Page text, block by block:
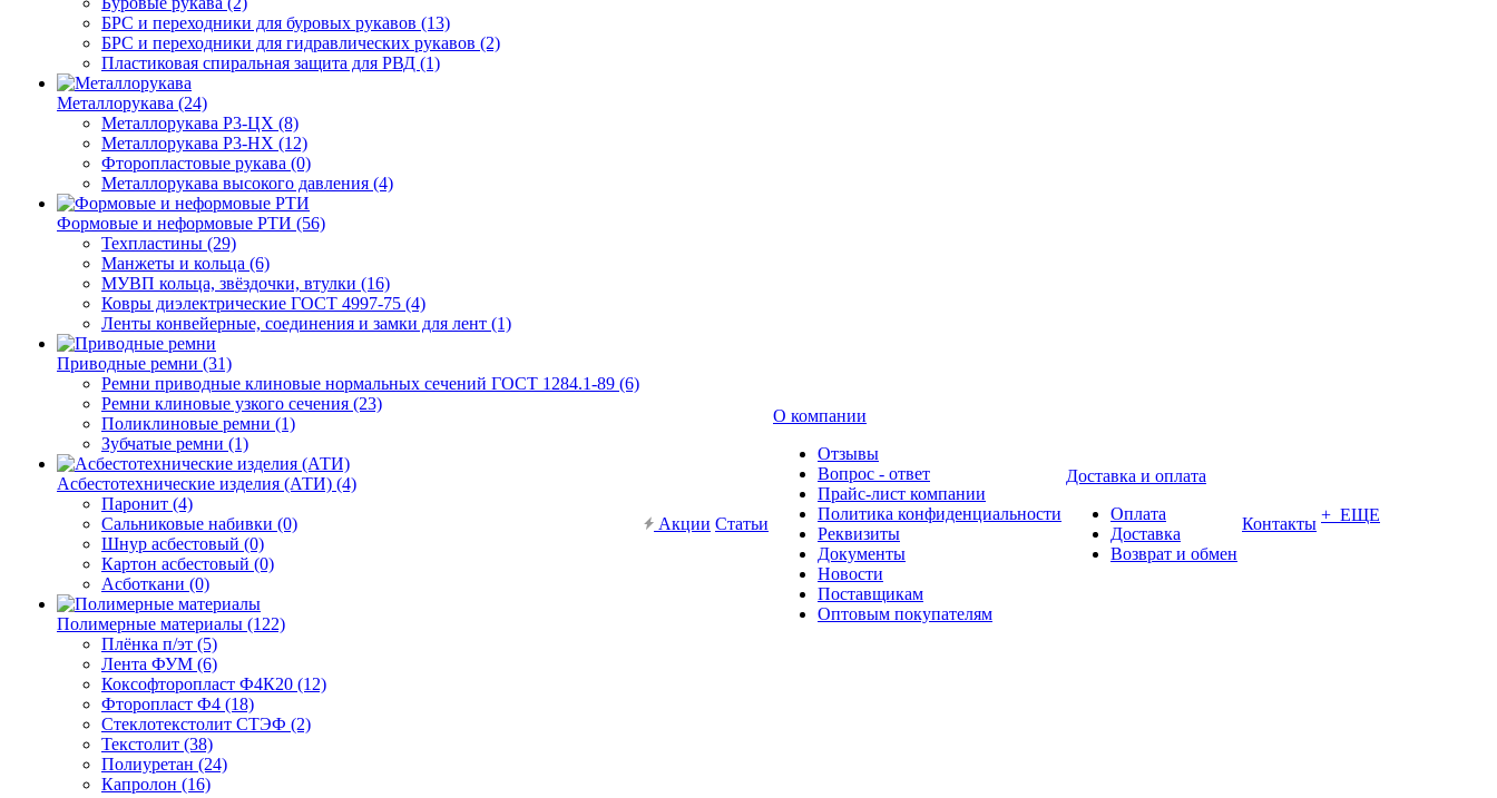
БРС и переходники для буровых рукавов (13)
БРС и переходники для гидравлических рукавов (2)
Пластиковая спиральная защита для РВД (1)
Металлорукава (24)
Металлорукава Р3-ЦХ (8)
Металлорукава Р3-НХ (12)
Фторопластовые рукава (0)
Металлорукава высокого давления (4)
Формовые и неформовые РТИ (56)
Техпластины (29)
Манжеты и кольца (6)
МУВП кольца, звёздочки, втулки (16)
Ковры диэлектрические ГОСТ 4997-75 (4)
Ленты конвейерные, соединения и замки для лент (1)
Приводные ремни (31)
Ремни приводные клиновые нормальных сечений ГОСТ 1284.1-89 (6)
Ремни клиновые узкого сечения (23)
Поликлиновые ремни (1)
Зубчатые ремни (1)
Асбестотехнические изделия (АТИ) (4)
Паронит (4)
Сальниковые набивки (0)
Шнур асбестовый (0)
Картон асбестовый (0)
Асботкани (0)
Полимерные материалы (122)
Плёнка п/эт (5)
Лента ФУМ (6)
Коксофторопласт Ф4К20 (12)
Фторопласт Ф4 (18)
Стеклотекстолит СТЭФ (2)
Текстолит (38)
Полиуретан (24)
Капролон (16)
Акции Статьи
О компании
Отзывы
Вопрос - ответ
Прайс-лист компании
Политика конфиденциальности
Реквизиты
Документы
Новости
Поставщикам
Оптовым покупателям
Доставка и оплата
Оплата
Доставка
Возврат и обмен
Контакты + ЕЩЕ